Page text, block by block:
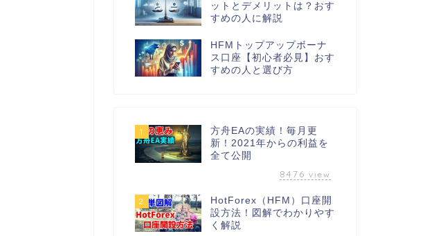
ットとデメリットは？おす
すめの人に解説
HFMトップアップボーナ
ス口座【初心者必見】おす
すめの人と選び方
1
方舟EAの実績！毎月更
新！2021年からの利益を
全て公開
8476 view
2
HotForex（HFM）口座開
設方法！図解でわかりやす
く解説